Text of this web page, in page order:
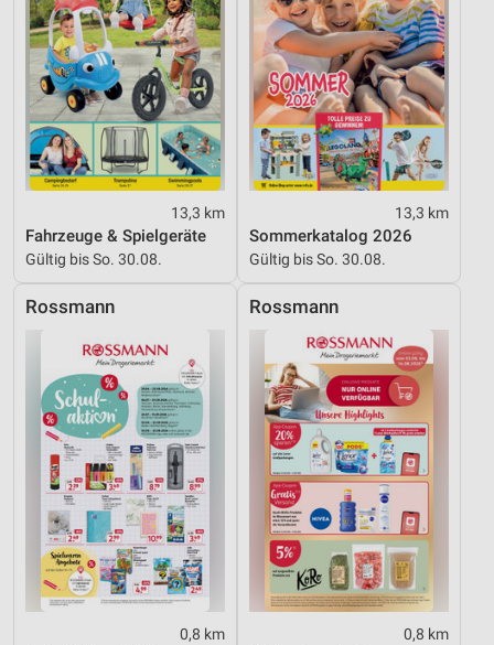
13,3 km
Fahrzeuge & Spielgeräte
Gültig bis So. 30.08.
13,3 km
Sommerkatalog 2026
Gültig bis So. 30.08.
Rossmann
0,8 km
Rossmann
0,8 km
Nicht-IAB-Verarbeitungszwecke:
Notwendig
Performance
Funktional
Werbung